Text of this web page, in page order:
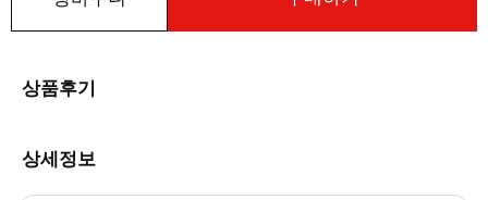
상품후기
상세정보